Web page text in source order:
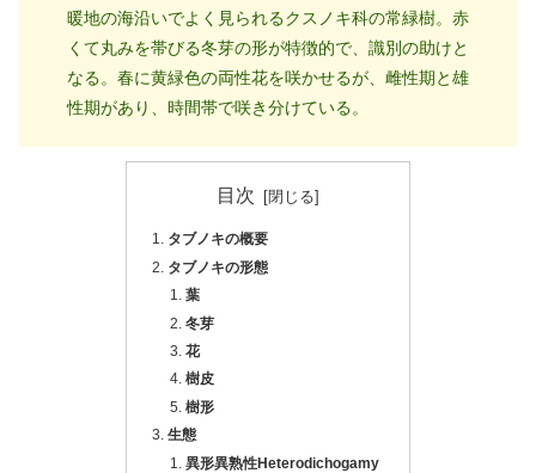
暖地の海沿いでよく見られるクスノキ科の常緑樹。赤
くて丸みを帯びる冬芽の形が特徴的で、識別の助けと
なる。春に黄緑色の両性花を咲かせるが、雌性期と雄
性期があり、時間帯で咲き分けている。
目次
タブノキの概要
タブノキの形態
葉
冬芽
花
樹皮
樹形
生態
異形異熟性Heterodichogamy